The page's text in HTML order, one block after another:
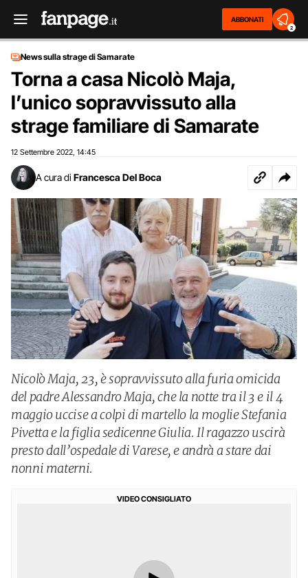
ABBONATI
2
News sulla strage di Samarate
Torna a casa Nicolò Maja,
l’unico sopravvissuto alla
strage familiare di Samarate
12 Settembre 2022 14:45
A cura di Francesca Del Boca
Nicolò Maja, 23, è sopravvissuto alla furia omicida
del padre Alessandro Maja, che la notte tra il 3 e il 4
maggio uccise a colpi di martello la moglie Stefania
Pivetta e la figlia sedicenne Giulia. Il ragazzo uscirà
presto dall’ospedale di Varese, e andrà a stare dai
nonni materni.
VIDEO CONSIGLIATO